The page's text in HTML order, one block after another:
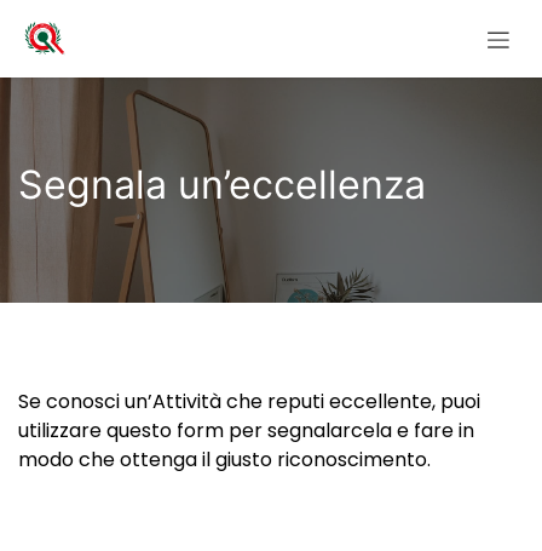
Segnala un’eccellenza
Se conosci un’Attività che reputi eccellente, puoi
utilizzare questo form per segnalarcela e fare in
modo che ottenga il giusto riconoscimento.